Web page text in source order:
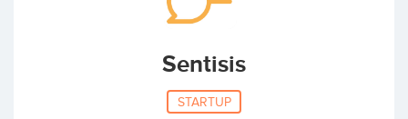
Sentisis
STARTUP